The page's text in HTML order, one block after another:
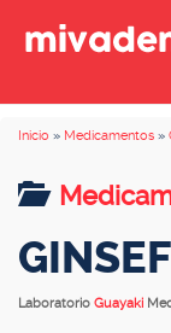
Inicio » Medicamentos »
Laboratorio Guayaki